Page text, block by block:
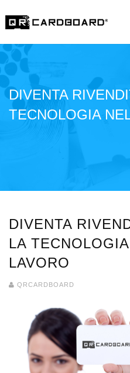
DIVENTA
TECNOLOGIA
DIVENTA
LA
LAVORO
QRCARDBOARD